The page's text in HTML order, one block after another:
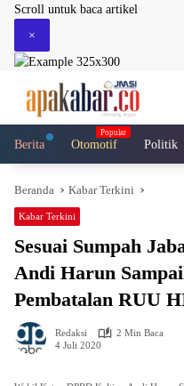
Langsung
Scroll untuk baca artikel
×
Berita Otomotif Politik
Beranda Kabar Terkini
Kabar Terkini
Sesuai Sumpah
Andi Harun
Pembatalan RUU
Redaksi
2 Min Baca
4 Juli 2020